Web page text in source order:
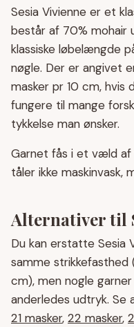
Sesia Vivienne er et
består af 70% mohair
klassiske løbelængde
nøgle. Der er angivet
masker pr 10 cm, hvis
fungere til mange
tykkelse man ønsker.
Garnet fås i et væld
tåler ikke maskinvask,
Alternativer til
Du kan erstatte Sesia
samme strikkefasthed
cm), men nogle
anderledes udtryk. Se
21 masker, 22 masker,